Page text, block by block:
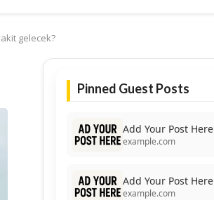
gelecek?
Pinned Guest Posts
Add Your Post Here
example.com
Add Your Post Here
example.com